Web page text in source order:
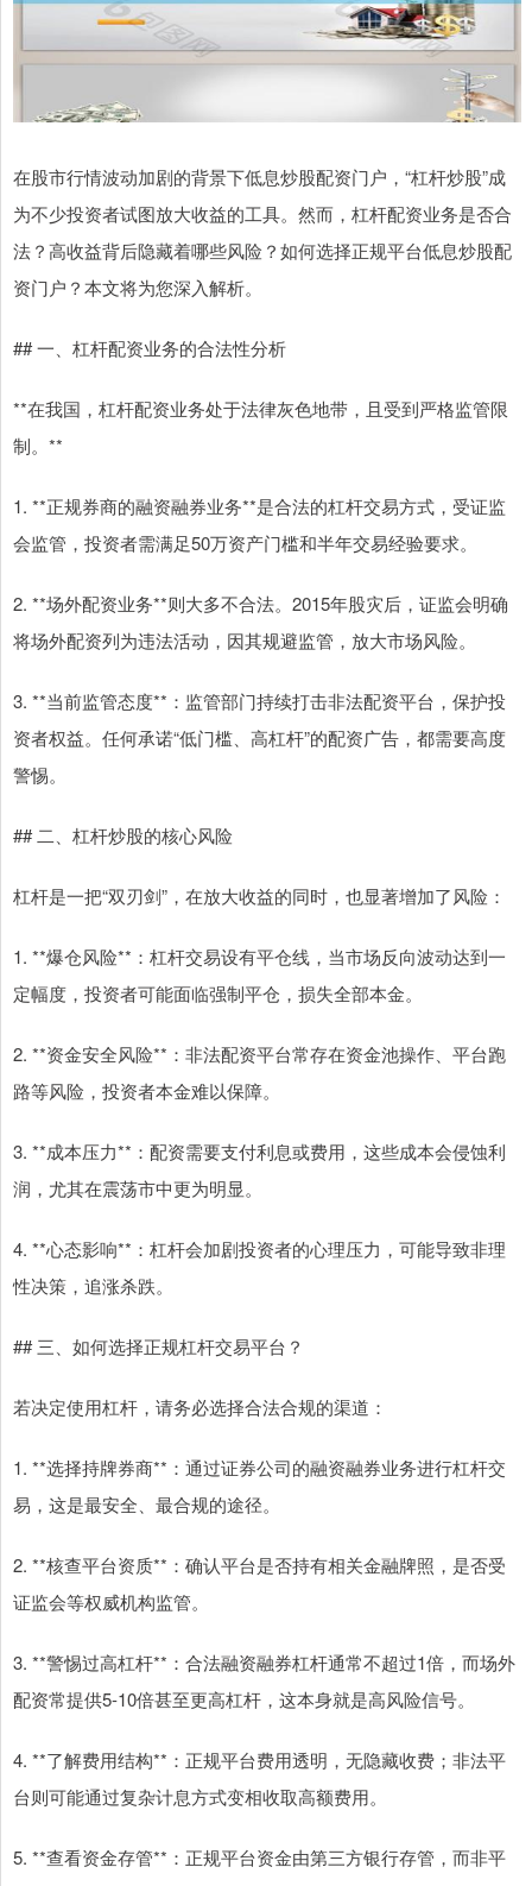
在股市行情波动加剧的背景下低息炒股配资门户，“杠杆炒股”成
为不少投资者试图放大收益的工具。然而，杠杆配资业务是否合
法？高收益背后隐藏着哪些风险？如何选择正规平台低息炒股配
资门户？本文将为您深入解析。
## 一、杠杆配资业务的合法性分析
**在我国，杠杆配资业务处于法律灰色地带，且受到严格监管限
制。**
1. **正规券商的融资融券业务**是合法的杠杆交易方式，受证监
会监管，投资者需满足50万资产门槛和半年交易经验要求。
2. **场外配资业务**则大多不合法。2015年股灾后，证监会明确
将场外配资列为违法活动，因其规避监管，放大市场风险。
3. **当前监管态度**：监管部门持续打击非法配资平台，保护投
资者权益。任何承诺“低门槛、高杠杆”的配资广告，都需要高度
警惕。
## 二、杠杆炒股的核心风险
杠杆是一把“双刃剑”，在放大收益的同时，也显著增加了风险：
1. **爆仓风险**：杠杆交易设有平仓线，当市场反向波动达到一
定幅度，投资者可能面临强制平仓，损失全部本金。
2. **资金安全风险**：非法配资平台常存在资金池操作、平台跑
路等风险，投资者本金难以保障。
3. **成本压力**：配资需要支付利息或费用，这些成本会侵蚀利
润，尤其在震荡市中更为明显。
4. **心态影响**：杠杆会加剧投资者的心理压力，可能导致非理
性决策，追涨杀跌。
## 三、如何选择正规杠杆交易平台？
若决定使用杠杆，请务必选择合法合规的渠道：
1. **选择持牌券商**：通过证券公司的融资融券业务进行杠杆交
易，这是最安全、最合规的途径。
2. **核查平台资质**：确认平台是否持有相关金融牌照，是否受
证监会等权威机构监管。
3. **警惕过高杠杆**：合法融资融券杠杆通常不超过1倍，而场外
配资常提供5-10倍甚至更高杠杆，这本身就是高风险信号。
4. **了解费用结构**：正规平台费用透明，无隐藏收费；非法平
台则可能通过复杂计息方式变相收取高额费用。
5. **查看资金存管**：正规平台资金由第三方银行存管，而非平